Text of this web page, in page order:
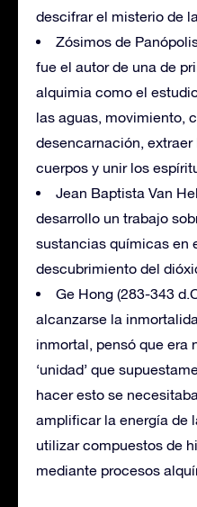
descifrar el misterio de
Zósimos de
fue el autor de una de
alquimia como el
las aguas, movimiento,
desencarnación,
cuerpos y unir los
Jean Baptista Van
desarrollo un trabajo
sustancias químicas en
descubrimiento del
Ge Hong (283-343
alcanzarse la
inmortal, pensó que era
‘unidad’ que
hacer esto se
amplificar la energía de
utilizar compuestos de
mediante procesos